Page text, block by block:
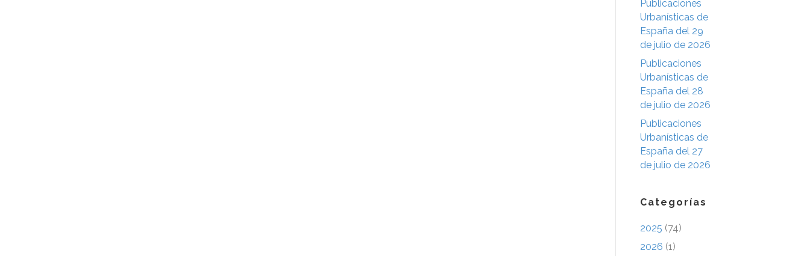
Publicaciones
Urbanísticas de
España del 29
de julio de 2026
Publicaciones
Urbanísticas de
España del 28
de julio de 2026
Publicaciones
Urbanísticas de
España del 27
de julio de 2026
Categorías
2025 (74)
2026 (1)